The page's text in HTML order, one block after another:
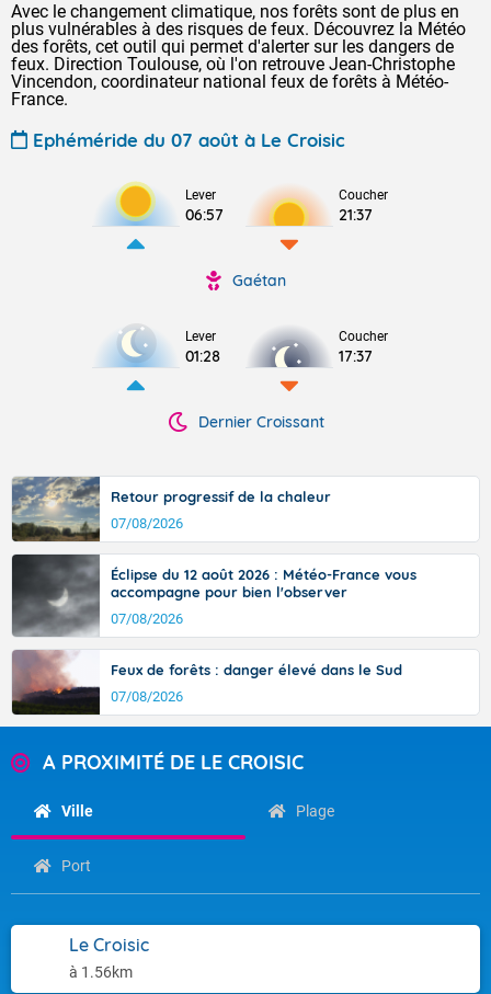
Avec le changement climatique, nos forêts sont de plus en
plus vulnérables à des risques de feux. Découvrez la Météo
des forêts, cet outil qui permet d'alerter sur les dangers de
feux. Direction Toulouse, où l'on retrouve Jean-Christophe
Vincendon, coordinateur national feux de forêts à Météo-
France.
Ephéméride du 07 août à Le Croisic
Lever
06:57
Coucher
21:37
Gaétan
Lever
01:28
Coucher
17:37
Dernier Croissant
Retour progressif de la chaleur
07/08/2026
Éclipse du 12 août 2026 : Météo-France vous
accompagne pour bien l'observer
07/08/2026
Feux de forêts : danger élevé dans le Sud
07/08/2026
A PROXIMITÉ DE LE CROISIC
Ville Plage
Port
Le Croisic
à 1.56km